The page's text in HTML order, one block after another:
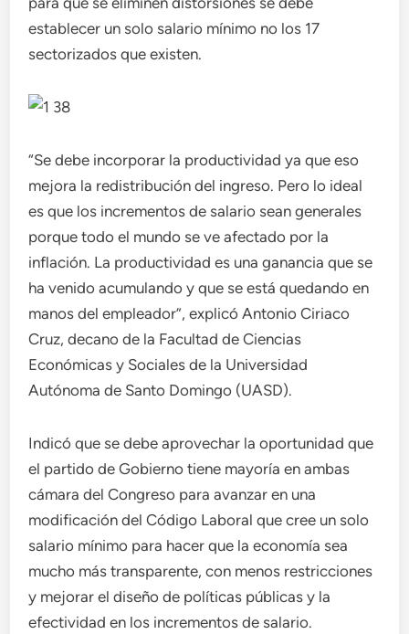
establecer un solo salario mínimo no los 17
sectorizados que existen.
“Se debe incorporar la productividad ya que eso
mejora la redistribución del ingreso. Pero lo ideal
es que los incrementos de salario sean generales
porque todo el mundo se ve afectado por la
inflación. La productividad es una ganancia que se
ha venido acumulando y que se está quedando en
manos del empleador”, explicó Antonio Ciriaco
Cruz, decano de la Facultad de Ciencias
Económicas y Sociales de la Universidad
Autónoma de Santo Domingo (UASD).
Indicó que se debe aprovechar la oportunidad que
el partido de Gobierno tiene mayoría en ambas
cámara del Congreso para avanzar en una
modificación del Código Laboral que cree un solo
salario mínimo para hacer que la economía sea
mucho más transparente, con menos restricciones
y mejorar el diseño de políticas públicas y la
efectividad en los incrementos de salario.